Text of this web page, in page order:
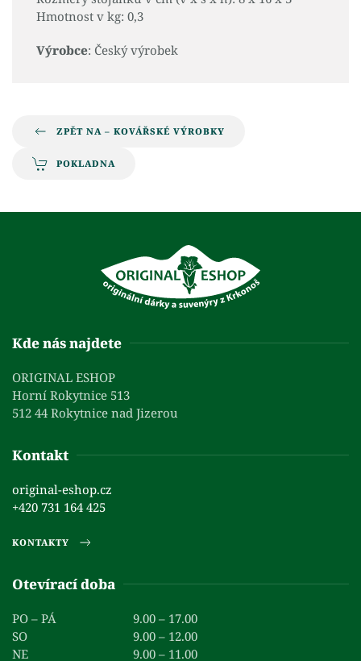
Hmotnost v kg: 0,3
Výrobce: Český výrobek
ZPĚT NA – KOVÁŘSKÉ VÝROBKY
POKLADNA
Kde nás najdete
ORIGINAL ESHOP
Horní Rokytnice 513
512 44 Rokytnice nad Jizerou
Kontakt
original-eshop.cz
+420 731 164 425
KONTAKTY
Otevírací doba
PO – PÁ
9.00 – 17.00
SO
9.00 – 12.00
NE
9.00 – 11.00